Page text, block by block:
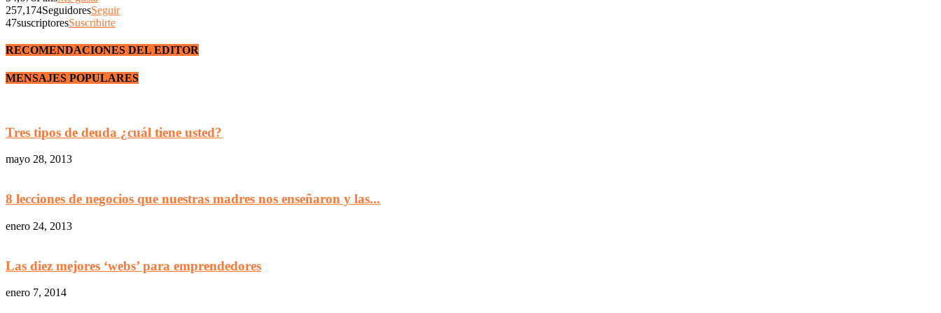
257,174SeguidoresSeguir
47suscriptoresSuscribirte
RECOMENDACIONES DEL EDITOR
MENSAJES POPULARES
Tres tipos de deuda ¿cuál tiene usted?
mayo 28, 2013
8 lecciones de negocios que nuestras madres nos enseñaron y las...
enero 24, 2013
Las diez mejores ‘webs’ para emprendedores
enero 7, 2014